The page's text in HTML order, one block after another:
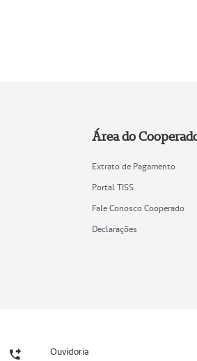
Área do
Extrato de Pagamento
Portal TISS
Fale Conosco Cooperado
Declarações
Ouvidoria